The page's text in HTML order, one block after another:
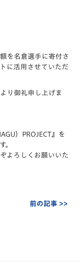
を名倉選手に寄付さ
に活用させていただ
り御礼申し上げま
）PROJECT』を
。
よろしくお願いいた
前の記事 >>